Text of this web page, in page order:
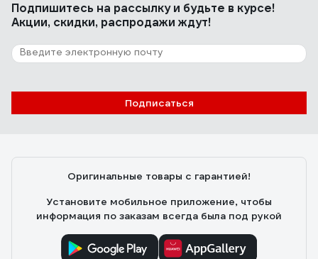
Подпишитесь на рассылкуи будьте в курсе!
Акции, скидки, распродажи ждут!
Подписаться
Оригинальные товары с гарантией!
Установите мобильное приложение, чтобы
информация по заказам всегда была под рукой